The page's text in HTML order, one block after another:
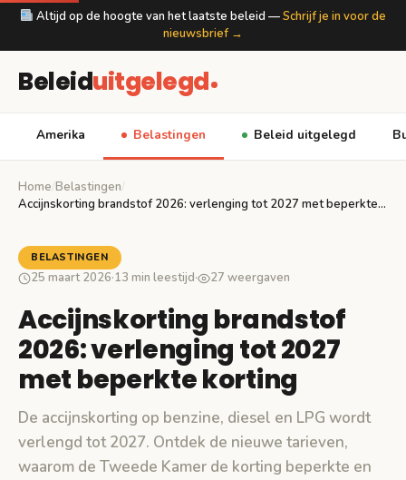
Altijd op de hoogte van het laatste beleid —Schrijf je in voor de
nieuwsbrief →
Beleiduitgelegd
Amerika Belastingen Beleid uitgelegd
Home Belastingen
Accijnskorting brandstof 2026: verlenging tot 2027 met beperkte…
BELASTINGEN
25 maart 2026·13 min leestijd· 27 weergaven
Accijnskorting brandstof
2026: verlenging tot 2027
met beperkte korting
De accijnskorting op benzine, diesel en LPG wordt
verlengd tot 2027. Ontdek de nieuwe tarieven,
waarom de Tweede Kamer de korting beperkte en